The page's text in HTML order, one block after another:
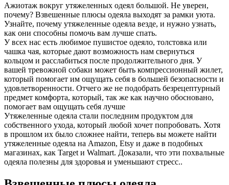
Ажиотаж вокруг утяжеленных одеял большой. Не уверен,
почему? Взвешенные плюсы одеяла выходят за рамки уюта.
Узнайте, почему утяжеленные одеяла везде, и нужно узнать,
как они способны помочь вам лучше спать.
У всех нас есть любимое пушистое одеяло, толстовка или
чашка чая, которые дают возможность нам свернуться
кольцом и расслабиться после продолжительного дня. У
вашей тревожной собаки может быть компрессионный жилет,
который помогает им ощущать себя в большей безопасности и
удовлетворенности. Отчего же не подобрать безрецептурный
предмет комфорта, который, так же как научно обосновано,
помогает вам ощущать себя лучше
Утяжеленные одеяла стали последним продуктом для
собственного ухода, который любой хочет попробовать. Хотя
в прошлом их было сложнее найти, теперь вы можете найти
утяжеленные одеяла на Amazon, Etsy и даже в подобных
магазинах, как Target и Walmart. Доказали, что эти похвальные
одеяла полезны для здоровья и уменьшают стресс..